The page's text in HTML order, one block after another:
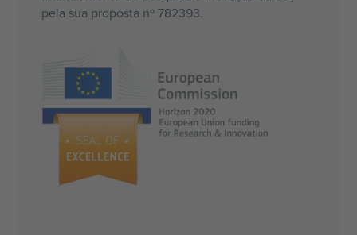
pela sua proposta nº 782393.